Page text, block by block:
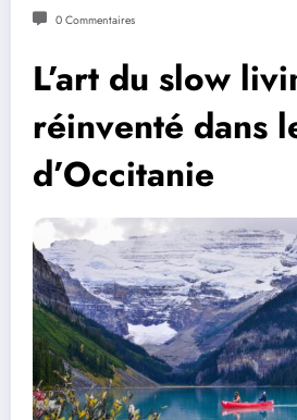
0 Commentaires
L’art du slow
réinventé dans
d’Occitanie